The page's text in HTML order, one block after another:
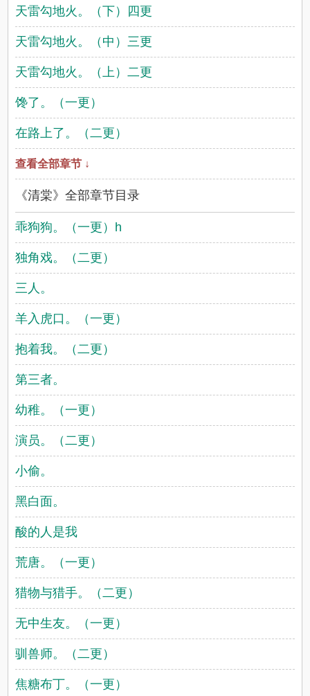
天雷勾地火。（下）四更
天雷勾地火。（中）三更
天雷勾地火。（上）二更
馋了。（一更）
在路上了。（二更）
查看全部章节 ↓
《清棠》全部章节目录
乖狗狗。（一更）h
独角戏。（二更）
三人。
羊入虎口。（一更）
抱着我。（二更）
第三者。
幼稚。（一更）
演员。（二更）
小偷。
黑白面。
酸的人是我
荒唐。（一更）
猎物与猎手。（二更）
无中生友。（一更）
驯兽师。（二更）
焦糖布丁。（一更）